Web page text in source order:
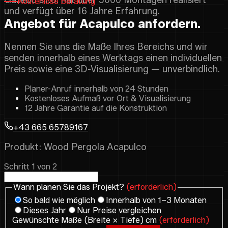
und verfügt über 16 Jahre Erfahrung.
Angebot für Acapulco anfordern.
Nennen Sie uns die Maße Ihres Bereichs und wir
senden innerhalb eines Werktags einen individuellen
Preis sowie eine 3D-Visualisierung — unverbindlich.
Planer-Anruf innerhalb von 24 Stunden
Kostenloses Aufmaß vor Ort & Visualisierung
12 Jahre Garantie auf die Konstruktion
+43 665 65789167
Produkt: Wood Pergola Acapulco
Schritt 1 von 2
Wann planen Sie das Projekt? (erforderlich)
So bald wie möglich
Innerhalb von 1–3 Monaten
Dieses Jahr
Nur Preise vergleichen
Gewünschte Maße (Breite × Tiefe) cm (erforderlich)